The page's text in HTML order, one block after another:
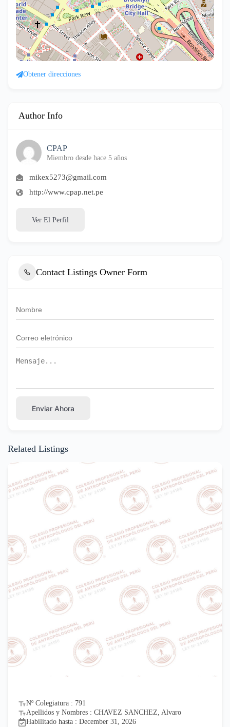
Obtener direcciones
Author Info
CPAP
Miembro desde hace 5 años
mikex5273@gmail.com
http://www.cpap.net.pe
Ver El Perfil
Contact Listings Owner Form
Enviar Ahora
Related Listings
Nº Colegiatura : 791
Apellidos y Nombres : CHAVEZ SANCHEZ, Alvaro
Habilitado hasta : December 31, 2026